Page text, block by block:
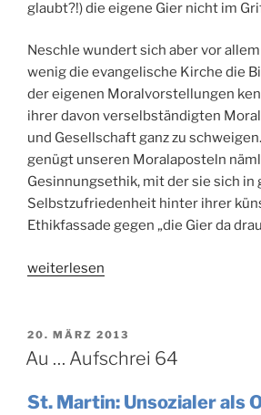
glaubt?!) die eigene Gier nicht im
Neschle wundert sich aber vor
wenig die evangelische Kirche die
der eigenen Moralvorstellungen
ihrer davon verselbständigten
und Gesellschaft ganz zu
genügt unseren Moralaposteln
Gesinnungsethik, mit der sie sich
Selbstzufriedenheit hinter ihrer
Ethikfassade gegen „die Gier da
„Neschle-
weiterlesen
VERÖFFENTLICHT
AM
20. MÄRZ 2013
Au … Aufschrei 64
St. Martin: Unsozialer als